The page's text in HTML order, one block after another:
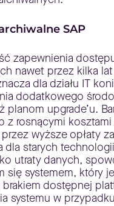
SAP
zapewnienia
nawet przez kilka
dla działu IT
dodatkowego
planom upgrade’u.
z rosnącymi
przez wyższe opłaty
dla starych
utraty danych,
się systemem, który
brakiem dostępnej
systemu w